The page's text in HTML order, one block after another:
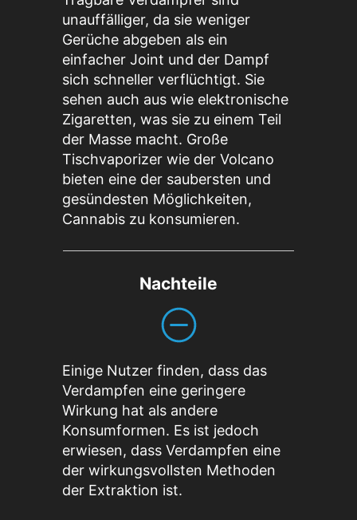
unauffälliger, da sie weniger
Gerüche abgeben als ein
einfacher Joint und der Dampf
sich schneller verflüchtigt. Sie
sehen auch aus wie elektronische
Zigaretten, was sie zu einem Teil
der Masse macht. Große
Tischvaporizer wie der Volcano
bieten eine der saubersten und
gesündesten Möglichkeiten,
Cannabis zu konsumieren.
Nachteile
Einige Nutzer finden, dass das
Verdampfen eine geringere
Wirkung hat als andere
Konsumformen. Es ist jedoch
erwiesen, dass Verdampfen eine
der wirkungsvollsten Methoden
der Extraktion ist.